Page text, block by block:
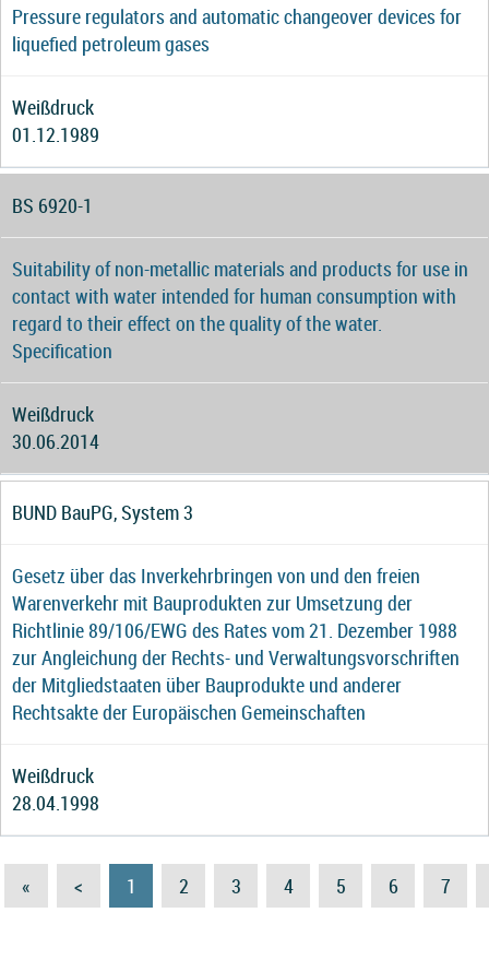
Pressure regulators and automatic changeover devices for
liquefied petroleum gases
Weißdruck
01.12.1989
BS 6920-1
Suitability of non-metallic materials and products for use in
contact with water intended for human consumption with
regard to their effect on the quality of the water.
Specification
Weißdruck
30.06.2014
BUND BauPG, System 3
Gesetz über das Inverkehrbringen von und den freien
Warenverkehr mit Bauprodukten zur Umsetzung der
Richtlinie 89/106/EWG des Rates vom 21. Dezember 1988
zur Angleichung der Rechts- und Verwaltungsvorschriften
der Mitgliedstaaten über Bauprodukte und anderer
Rechtsakte der Europäischen Gemeinschaften
Weißdruck
28.04.1998
« < 1 2 3 4 5 6 7